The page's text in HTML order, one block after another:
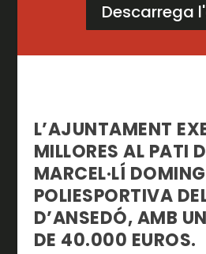
Descarrega
L’AJUNTAMENT
MILLORES AL PATI
MARCEL·LÍ
POLIESPORTIVA
D’ANSEDÓ, AMB
DE 40.000 EUROS.